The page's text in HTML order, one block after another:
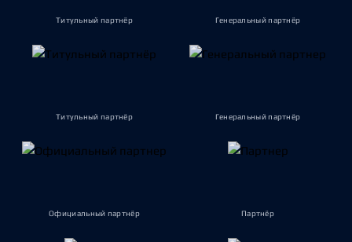
Титульный партнёр Генеральный партнёр
Титульный партнёр Генеральный партнёр
Официальный партнёр Партнёр